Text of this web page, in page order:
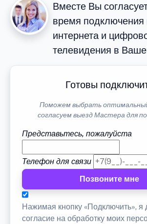
Вместе Вы
время подключения
интернета и
телевидения в
Готовы
Поможем выбрать
согласуем выезд Мастера для
Представьтесь, пожалуйста
Телефон для связи
Позвоните мне
Нажимая кнопку «Подключить», я
согласие на обработку моих